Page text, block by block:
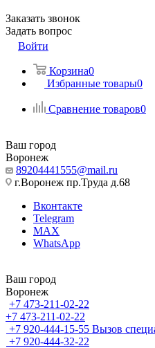
Заказать звонок
Задать вопрос
Войти
Корзина0
Избранные товары0
Сравнение товаров0
Ваш город
Воронеж
89204441555@mail.ru
г.Воронеж пр.Труда д.68
Вконтакте
Telegram
MAX
WhatsApp
Ваш город
Воронеж
+7 473-211-02-22
+7 473-211-02-22
+7 920-444-15-55 Вызов
+7 920-444-32-22